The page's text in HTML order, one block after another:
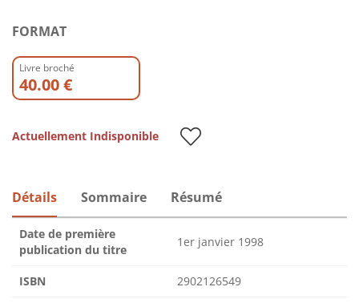
FORMAT
Livre broché
40.00 €
Actuellement Indisponible
Détails Sommaire Résumé
Date de première
publication du titre
1er janvier 1998
ISBN 2902126549